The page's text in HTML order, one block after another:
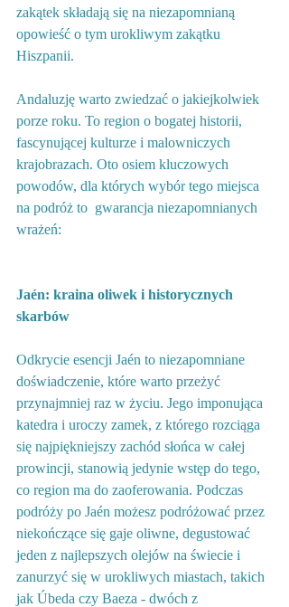
zakątek składają się na niezapomnianą
opowieść o tym urokliwym zakątku
Hiszpanii.
Andaluzję warto zwiedzać o jakiejkolwiek
porze roku. To region o bogatej historii,
fascynującej kulturze i malowniczych
krajobrazach. Oto osiem kluczowych
powodów, dla których wybór tego miejsca
na podróż to  gwarancja niezapomnianych
wrażeń:
Jaén: kraina oliwek i historycznych
skarbów
Odkrycie esencji Jaén to niezapomniane
doświadczenie, które warto przeżyć
przynajmniej raz w życiu. Jego imponująca
katedra i uroczy zamek, z którego rozciąga
się najpiękniejszy zachód słońca w całej
prowincji, stanowią jedynie wstęp do tego,
co region ma do zaoferowania. Podczas
podróży po Jaén możesz podróżować przez
niekończące się gaje oliwne, degustować
jeden z najlepszych olejów na świecie i
zanurzyć się w urokliwych miastach, takich
jak Úbeda czy Baeza - dwóch z